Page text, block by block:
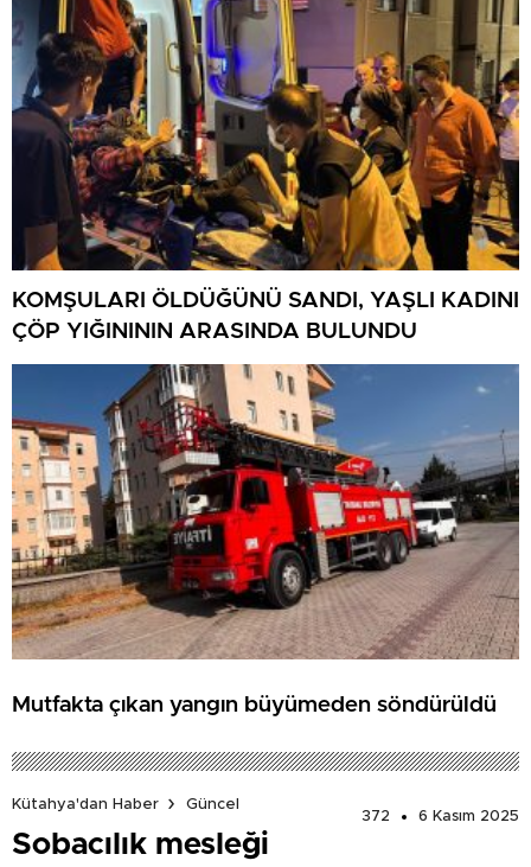
KOMŞULARI ÖLDÜĞÜNÜ SANDI, YAŞLI KADINI
ÇÖP YIĞINININ ARASINDA BULUNDU
Mutfakta çıkan yangın büyümeden söndürüldü
Kütahya'dan Haber
Güncel
372
6 Kasım 2025
Sobacılık mesleği